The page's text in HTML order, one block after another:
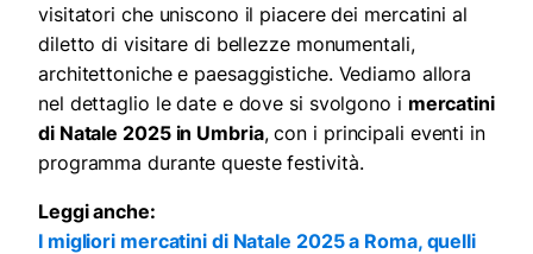
visitatori che uniscono il piacere dei mercatini al
diletto di visitare di bellezze monumentali,
architettoniche e paesaggistiche. Vediamo allora
nel dettaglio le date e dove si svolgono i mercatini
di Natale 2025 in Umbria, con i principali eventi in
programma durante queste festività.
Leggi anche:
I migliori mercatini di Natale 2025 a Roma, quelli